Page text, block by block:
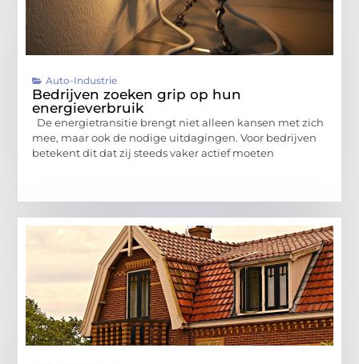
Auto-Industrie
Bedrijven zoeken grip op hun
energieverbruik
De energietransitie brengt niet alleen kansen met zich
mee, maar ook de nodige uitdagingen. Voor bedrijven
betekent dit dat zij steeds vaker actief moeten